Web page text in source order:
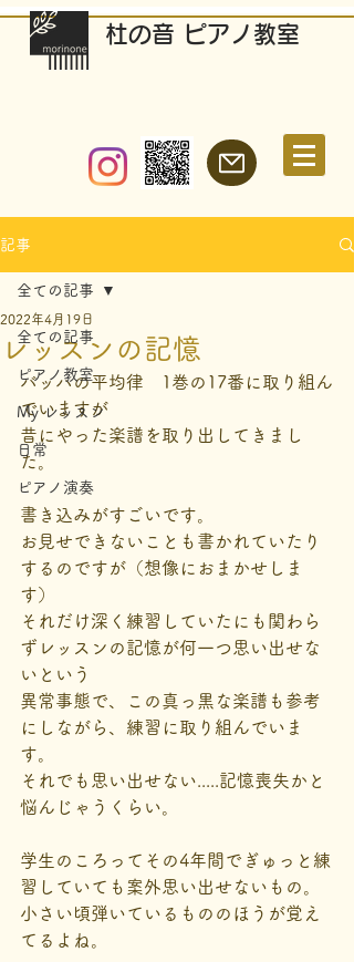
​杜の音 ピアノ教室
記事
全ての記事
ピアノ教室
My レッスン
日常
ピアノ演奏
全ての記事
レッスンの記憶
2022年4月19日
バッハの平均律　1巻の17番に取り組ん
でいますが
昔にやった楽譜を取り出してきまし
た。
書き込みがすごいです。
お見せできないことも書かれていたり
するのですが（想像におまかせしま
す）
それだけ深く練習していたにも関わら
ずレッスンの記憶が何一つ思い出せな
いという
異常事態で、この真っ黒な楽譜も参考
にしながら、練習に取り組んでいま
す。
それでも思い出せない.....記憶喪失かと
悩んじゃうくらい。
学生のころってその4年間でぎゅっと練
習していても案外思い出せないもの。
小さい頃弾いているもののほうが覚え
てるよね。